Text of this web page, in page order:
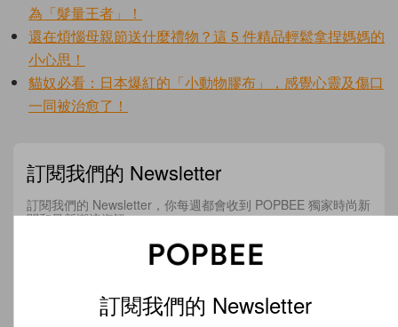
為「髮量王者」！
還在煩惱母親節送什麼禮物？這 5 件精品輕鬆拿捏媽媽的
小心思！
貓奴必看：日本爆紅的「小動物膠布」，感覺心靈及傷口
一同被治愈了！
訂閱我們的 Newsletter
訂閱我們的 Newsletter，你每週都會收到 POPBEE 獨家時尚新
聞和最新潮流資訊。
點擊訂閱即表示您同意我們的服務條款與 隱私政策。
訂閱我們的 Newsletter